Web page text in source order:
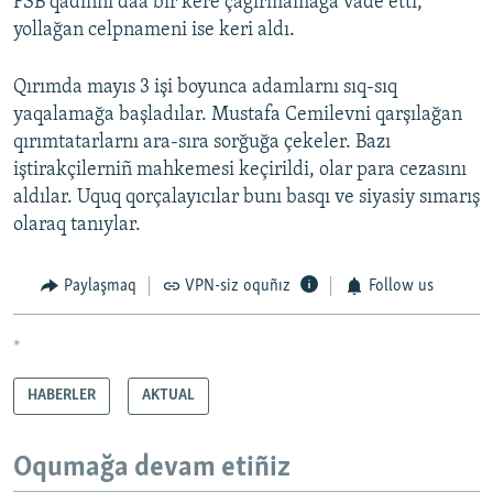
yollağan celpnameni ise keri aldı.
Qırımda mayıs 3 işi boyunca adamlarnı sıq-sıq
yaqalamağa başladılar. Mustafa Cemilevni qarşılağan
qırımtatarlarnı ara-sıra sorğuğa çekeler. Bazı
iştirakçilerniñ mahkemesi keçirildi, olar para cezasını
aldılar. Uquq qorçalayıcılar bunı basqı ve siyasiy sımarış
olaraq tanıylar.
Paylaşmaq VPN-siz oquñız Follow us
*
HABERLER AKTUAL
Oqumağa devam etiñiz